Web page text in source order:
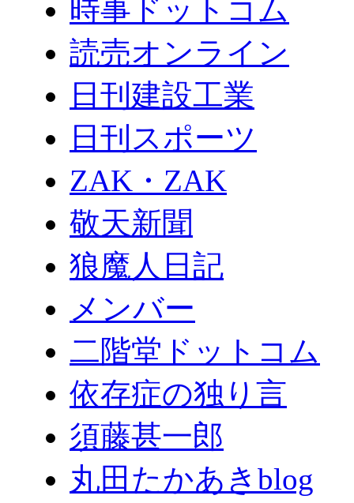
時事ドットコム
読売オンライン
日刊建設工業
日刊スポーツ
ZAK・ZAK
敬天新聞
狼魔人日記
メンバー
二階堂ドットコム
依存症の独り言
須藤甚一郎
丸田たかあきblog